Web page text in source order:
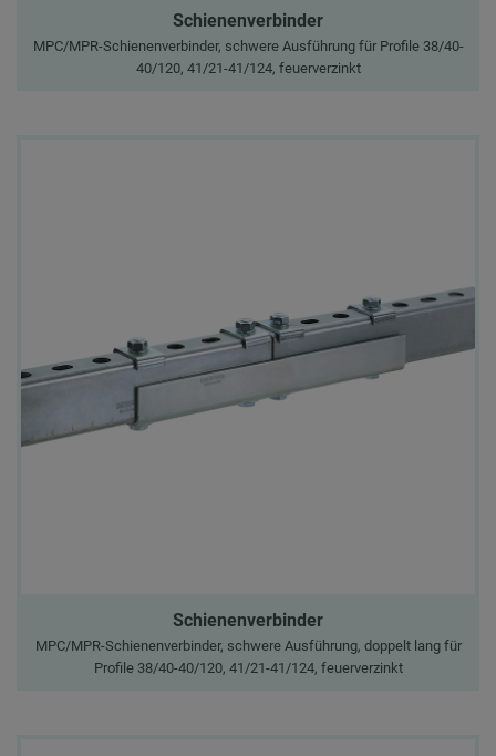
Schienenverbinder
MPC/MPR-Schienenverbinder, schwere Ausführung für Profile 38/40-
40/120, 41/21-41/124, feuerverzinkt
Schienenverbinder
MPC/MPR-Schienenverbinder, schwere Ausführung, doppelt lang für
Profile 38/40-40/120, 41/21-41/124, feuerverzinkt